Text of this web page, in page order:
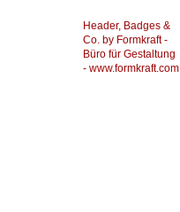
Header, Badges &
Co. by Formkraft -
Büro für Gestaltung
- www.formkraft.com